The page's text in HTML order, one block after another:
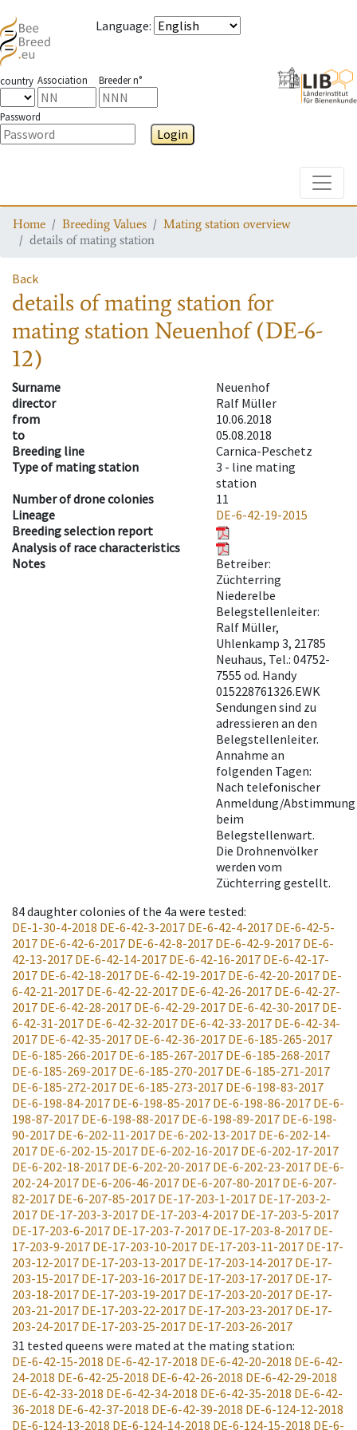
Language:
country Association Breeder n°
Password
Login
Home Breeding Values
Mating station overview
details of mating station
Back
details of mating stationfor
mating stationNeuenhof (DE-6-
12)
Surname
Neuenhof
director
Ralf Müller
from
10.06.2018
to
05.08.2018
Breeding line
Carnica-Peschetz
Type of mating station
3 - line mating
station
Number of drone colonies
11
Lineage
DE-6-42-19-2015
Breeding selection report
Analysis of race characteristics
Notes
Betreiber:
Züchterring
Niederelbe
Belegstellenleiter:
Ralf Müller,
Uhlenkamp 3, 21785
Neuhaus, Tel.: 04752-
7555 od. Handy
015228761326.EWK
Sendungen sind zu
adressieren an den
Belegstellenleiter.
Annahme an
folgenden Tagen:
Nach telefonischer
Anmeldung/Abstimmung
beim
Belegstellenwart.
Die Drohnenvölker
werden vom
Züchterring gestellt.
84daughter colonies of the 4a were tested:
DE-1-30-4-2018 DE-6-42-3-2017 DE-6-42-4-2017 DE-6-42-5-
2017 DE-6-42-6-2017 DE-6-42-8-2017 DE-6-42-9-2017 DE-6-
42-13-2017 DE-6-42-14-2017 DE-6-42-16-2017 DE-6-42-17-
2017 DE-6-42-18-2017 DE-6-42-19-2017 DE-6-42-20-2017 DE-
6-42-21-2017 DE-6-42-22-2017 DE-6-42-26-2017 DE-6-42-27-
2017 DE-6-42-28-2017 DE-6-42-29-2017 DE-6-42-30-2017 DE-
6-42-31-2017 DE-6-42-32-2017 DE-6-42-33-2017 DE-6-42-34-
2017 DE-6-42-35-2017 DE-6-42-36-2017 DE-6-185-265-2017
DE-6-185-266-2017 DE-6-185-267-2017 DE-6-185-268-2017
DE-6-185-269-2017 DE-6-185-270-2017 DE-6-185-271-2017
DE-6-185-272-2017 DE-6-185-273-2017 DE-6-198-83-2017
DE-6-198-84-2017 DE-6-198-85-2017 DE-6-198-86-2017 DE-6-
198-87-2017 DE-6-198-88-2017 DE-6-198-89-2017 DE-6-198-
90-2017 DE-6-202-11-2017 DE-6-202-13-2017 DE-6-202-14-
2017 DE-6-202-15-2017 DE-6-202-16-2017 DE-6-202-17-2017
DE-6-202-18-2017 DE-6-202-20-2017 DE-6-202-23-2017 DE-6-
202-24-2017 DE-6-206-46-2017 DE-6-207-80-2017 DE-6-207-
82-2017 DE-6-207-85-2017 DE-17-203-1-2017 DE-17-203-2-
2017 DE-17-203-3-2017 DE-17-203-4-2017 DE-17-203-5-2017
DE-17-203-6-2017 DE-17-203-7-2017 DE-17-203-8-2017 DE-
17-203-9-2017 DE-17-203-10-2017 DE-17-203-11-2017 DE-17-
203-12-2017 DE-17-203-13-2017 DE-17-203-14-2017 DE-17-
203-15-2017 DE-17-203-16-2017 DE-17-203-17-2017 DE-17-
203-18-2017 DE-17-203-19-2017 DE-17-203-20-2017 DE-17-
203-21-2017 DE-17-203-22-2017 DE-17-203-23-2017 DE-17-
203-24-2017 DE-17-203-25-2017 DE-17-203-26-2017
31 tested queens were mated at the mating station:
DE-6-42-15-2018 DE-6-42-17-2018 DE-6-42-20-2018 DE-6-42-
24-2018 DE-6-42-25-2018 DE-6-42-26-2018 DE-6-42-29-2018
DE-6-42-33-2018 DE-6-42-34-2018 DE-6-42-35-2018 DE-6-42-
36-2018 DE-6-42-37-2018 DE-6-42-39-2018 DE-6-124-12-2018
DE-6-124-13-2018 DE-6-124-14-2018 DE-6-124-15-2018 DE-6-